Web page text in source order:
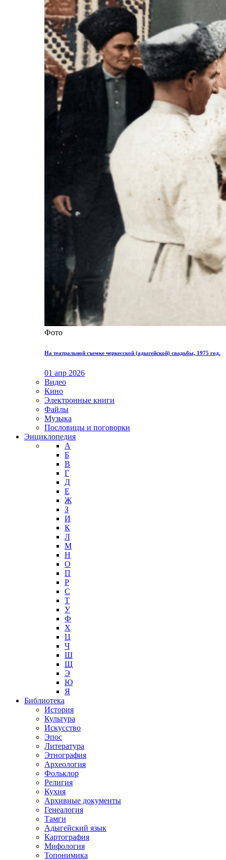
Фото
На театральной съемке черкесской (адыгейской) свадьбы, 1975 год.
01 апр 2026
Видео
Кино
Электронные книги
Файлы
Музыка
Пословицы и поговорки
Энциклопедия
А
Б
В
Г
Д
Е
Ж
З
И
К
Л
М
Н
О
П
Р
С
Т
У
Ф
Х
Ц
Ч
Ш
Щ
Э
Ю
Я
Библиотека
История
Культура
Искусство
Эпос
Литература
Этнография
Археология
Фольклор
Религия
Кухня
Архивные документы
Генеалогия
Тамги
Адыгейский язык
Картография
Мифология
Топонимика